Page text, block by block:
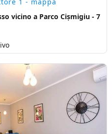
1 - mappa
vicino a Parco Cișmigiu - 7